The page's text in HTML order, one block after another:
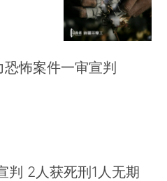
恐怖案件一审宣判
判 2人获死刑1人无期